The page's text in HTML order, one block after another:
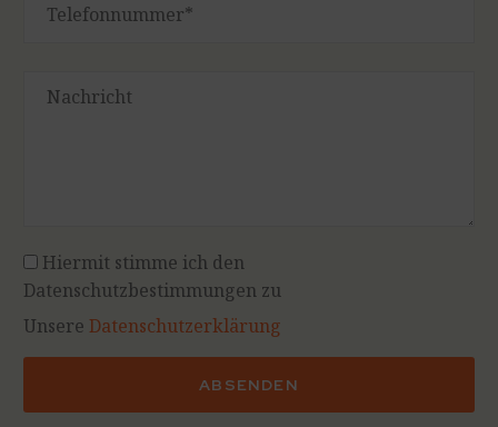
Hiermit stimme ich den
Datenschutzbestimmungen zu
Unsere Datenschutzerklärung